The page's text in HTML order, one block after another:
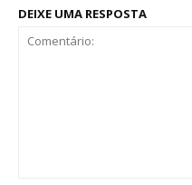
DEIXE UMA RESPOSTA